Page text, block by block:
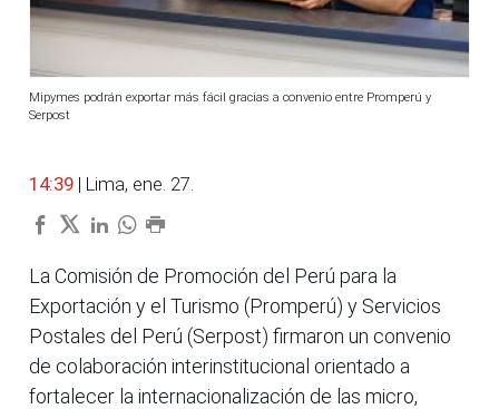
Mipymes podrán exportar más fácil gracias a convenio entre Promperú y
Serpost
14:39 | Lima, ene. 27.
La Comisión de Promoción del Perú para la
Exportación y el Turismo (Promperú) y Servicios
Postales del Perú (Serpost) firmaron un convenio
de colaboración interinstitucional orientado a
fortalecer la internacionalización de las micro,